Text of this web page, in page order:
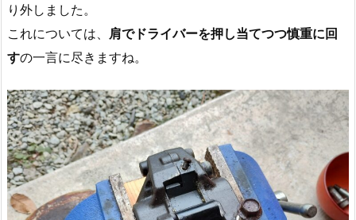
り外しました。
これについては、 肩でドライバーを押し当てつつ慎重に回
すの一言に尽きますね。